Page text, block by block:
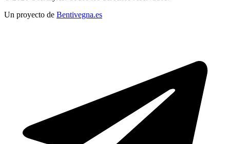
Un proyecto de Bentivegna.es